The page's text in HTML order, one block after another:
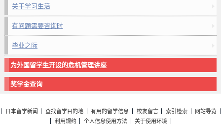
关于学习生活
有问题需要咨询时
毕业之际
为外国留学生开设的危机管理讲座
奖学金查询
日本留学新闻 查找留学目的地 有用的留学信息 校友留言 索引检索
网站导览
利用规约
个人信息使用方法 关于使用环境